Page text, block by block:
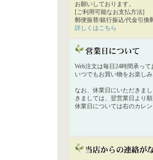
お願いしております。
[ご利用可能なお支払方法]
郵便振替/銀行振込/代金引換
詳しくはこちら
Web注文は毎日24時間承って
いつでもお買い物をお楽しみ
なお、休業日にいただきま
きましては、翌営業日より
休業日については右のカレ